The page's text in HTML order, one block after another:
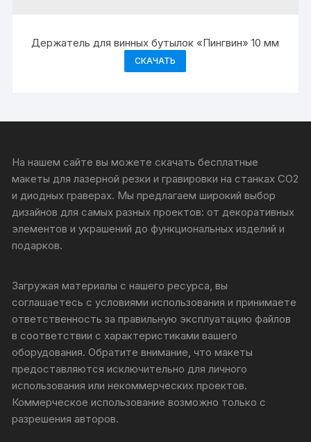
Держатель для винных бутылок «Пингвин» 10 мм
СКАЧАТЬ
На нашем сайте вы можете скачать бесплатные
макеты для лазерной резки и гравировки на станках CO2
и диодных граверах. Мы предлагаем широкий выбор
дизайнов для самых разных проектов: от декоративных
элементов и украшений до функциональных изделий и
подарков.
Загружая материалы с нашего ресурса, вы
соглашаетесь с условиями использования и принимаете
ответственность за правильную эксплуатацию файлов
в соответствии с характеристиками вашего
оборудования. Обратите внимание, что макеты
предоставляются исключительно для личного
использования или некоммерческих проектов.
Коммерческое использование возможно только с
разрешения авторов.